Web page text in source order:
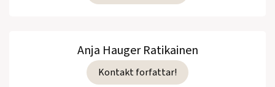
Anja Hauger Ratikainen
Kontakt forfattar!